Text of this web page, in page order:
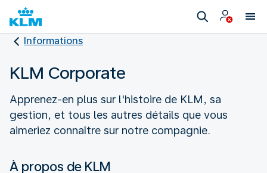
Informations
KLM Corporate
Apprenez-en plus sur l'histoire de KLM, sa
gestion, et tous les autres détails que vous
aimeriez connaître sur notre compagnie.
À propos de KLM